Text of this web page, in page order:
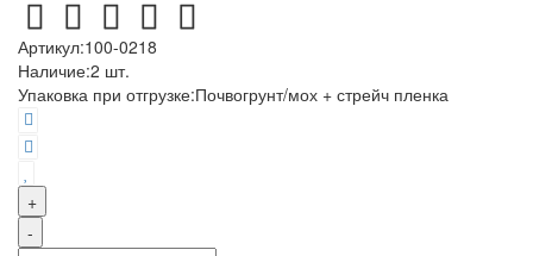
Артикул:100-0218
Наличие:2 шт.
Упаковка при отгрузке:Почвогрунт/мох + стрейч пленка
+
-